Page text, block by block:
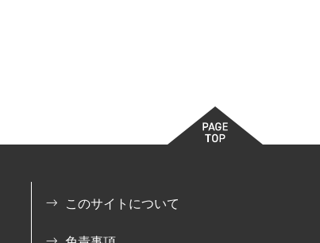
このサイトについて